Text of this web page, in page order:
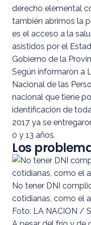
derecho elemental
también abrimos la
es el acceso a la
asistidos por el
Gobierno de la
Según informaron a
Nacional de las
nacional que tiene
identificación de
2017 ya se
0 y 13 años.
Los
No tener DNI
cotidianas, como el
Foto: LA NACION /